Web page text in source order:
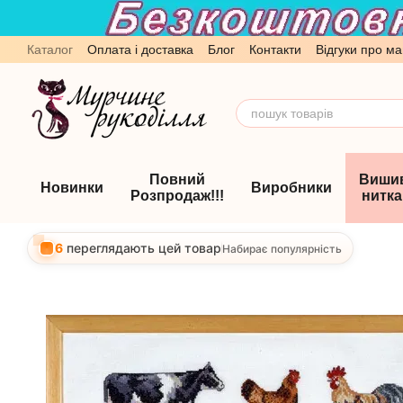
Перейти до основного контенту
Каталог Оплата і доставка Блог Контакти
Відгуки про
Обмін та повернення
Угода користувача
Новинки
Повний
Розпродаж!!!
Виробники
6 переглядають цей товарНабирає популярність